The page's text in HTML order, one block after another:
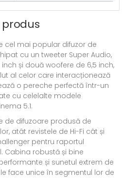
cel mai popular difuzor de
cu un tweeter Super Audio,
și două woofere de 6,5 inch,
al celor care interacționează
o pereche perfectă într-un
cu celelalte modele
5.1.
de difuzoare produsă de
atât revistele de Hi-Fi cât și
pentru raportul
Cabina robustă și bine
și sunetul extrem de
face unice în segmentul lor de